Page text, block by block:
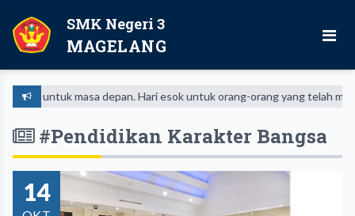
SMK Negeri 3
MAGELANG
untuk masa depan. Hari esok untuk orang-orang yang telah
#Pendidikan Karakter Bangsa
14